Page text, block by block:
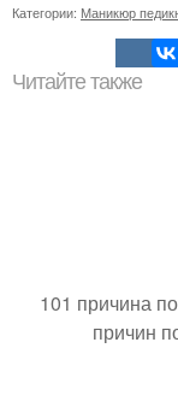
Категории: Маникюр
Читайте также
101 причина
причин